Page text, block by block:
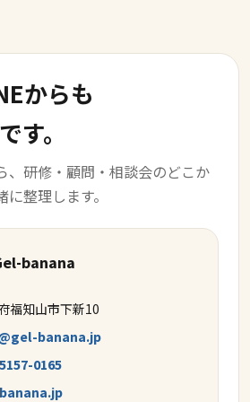
からも
す。
、研修・顧問・相談会のどこか
整理します。
banana
福知山市下新10
banana.jp
0165